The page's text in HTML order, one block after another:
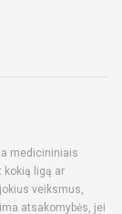
medicininiais
kokią ligą ar
veiksmus,
atsakomybės, jei